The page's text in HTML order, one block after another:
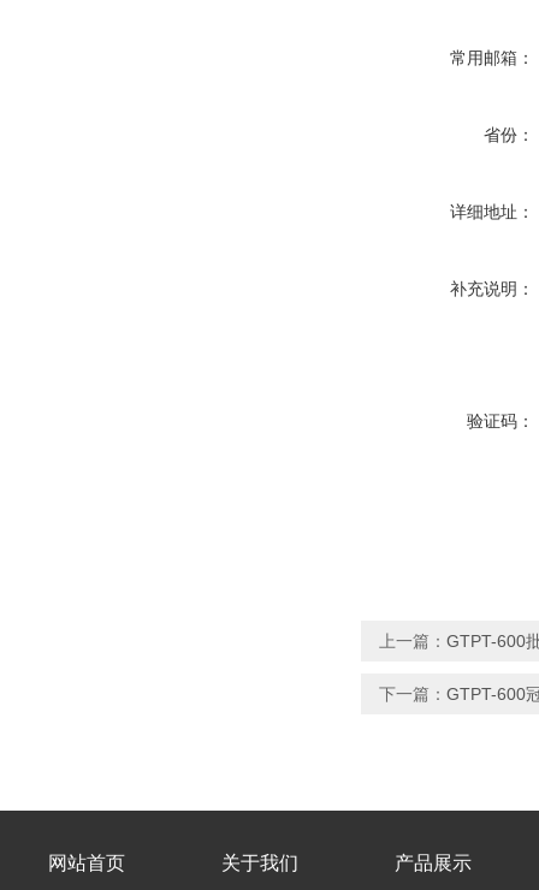
常用邮箱：
省份：
详细地址：
补充说明：
验证码：
上一篇： GTPT-600
下一篇： GTPT-600
网站首页 关于我们 产品展示